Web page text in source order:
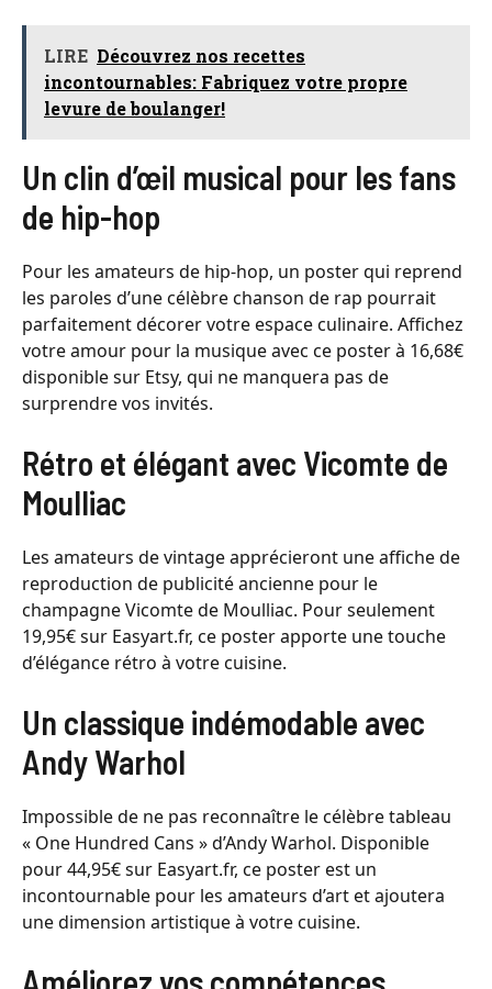
LIRE Découvrez nos recettes
incontournables: Fabriquez votre propre
levure de boulanger!
Un clin d’œil musical pour les fans
de hip-hop
Pour les amateurs de hip-hop, un poster qui reprend
les paroles d’une célèbre chanson de rap pourrait
parfaitement décorer votre espace culinaire. Affichez
votre amour pour la musique avec ce poster à 16,68€
disponible sur Etsy, qui ne manquera pas de
surprendre vos invités.
Rétro et élégant avec Vicomte de
Moulliac
Les amateurs de vintage apprécieront une affiche de
reproduction de publicité ancienne pour le
champagne Vicomte de Moulliac. Pour seulement
19,95€ sur Easyart.fr, ce poster apporte une touche
d’élégance rétro à votre cuisine.
Un classique indémodable avec
Andy Warhol
Impossible de ne pas reconnaître le célèbre tableau
« One Hundred Cans » d’Andy Warhol. Disponible
pour 44,95€ sur Easyart.fr, ce poster est un
incontournable pour les amateurs d’art et ajoutera
une dimension artistique à votre cuisine.